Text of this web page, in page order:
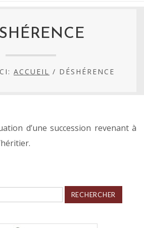
ACCUEIL / DÉSHÉRENCE
d’une succession revenant à